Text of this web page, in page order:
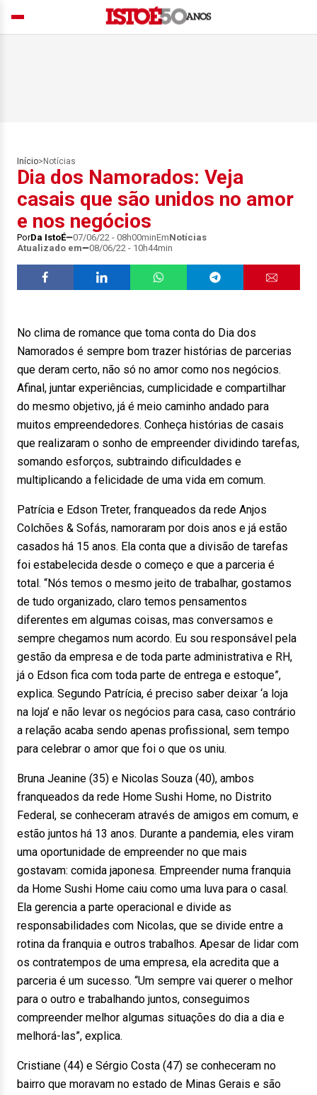
Início> Notícias
Dia dos Namorados: Veja
casais que são unidos no amor
e nos negócios
PorDa IstoÉ 07/06/22 - 08h00minEmNotícias
Atualizado em
08/06/22 - 10h44min
No clima de romance que toma conta do Dia dos
Namorados é sempre bom trazer histórias de parcerias
que deram certo, não só no amor como nos negócios.
Afinal, juntar experiências, cumplicidade e compartilhar
do mesmo objetivo, já é meio caminho andado para
muitos empreendedores. Conheça histórias de casais
que realizaram o sonho de empreender dividindo tarefas,
somando esforços, subtraindo dificuldades e
multiplicando a felicidade de uma vida em comum.
Patrícia e Edson Treter, franqueados da rede Anjos
Colchões & Sofás, namoraram por dois anos e já estão
casados há 15 anos. Ela conta que a divisão de tarefas
foi estabelecida desde o começo e que a parceria é
total. “Nós temos o mesmo jeito de trabalhar, gostamos
de tudo organizado, claro temos pensamentos
diferentes em algumas coisas, mas conversamos e
sempre chegamos num acordo. Eu sou responsável pela
gestão da empresa e de toda parte administrativa e RH,
já o Edson fica com toda parte de entrega e estoque”,
explica. Segundo Patrícia, é preciso saber deixar ‘a loja
na loja’ e não levar os negócios para casa, caso contrário
a relação acaba sendo apenas profissional, sem tempo
para celebrar o amor que foi o que os uniu.
Bruna Jeanine (35) e Nicolas Souza (40), ambos
franqueados da rede Home Sushi Home, no Distrito
Federal, se conheceram através de amigos em comum, e
estão juntos há 13 anos. Durante a pandemia, eles viram
uma oportunidade de empreender no que mais
gostavam: comida japonesa. Empreender numa franquia
da Home Sushi Home caiu como uma luva para o casal.
Ela gerencia a parte operacional e divide as
responsabilidades com Nicolas, que se divide entre a
rotina da franquia e outros trabalhos. Apesar de lidar com
os contratempos de uma empresa, ela acredita que a
parceria é um sucesso. “Um sempre vai querer o melhor
para o outro e trabalhando juntos, conseguimos
compreender melhor algumas situações do dia a dia e
melhorá-las”, explica.
Cristiane (44) e Sérgio Costa (47) se conheceram no
bairro que moravam no estado de Minas Gerais e são